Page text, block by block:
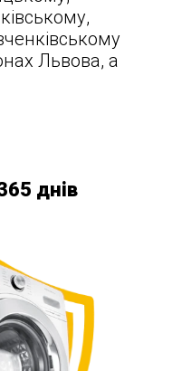
Львова, а
днів